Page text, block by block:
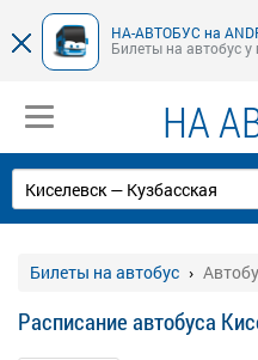
НА-АВТОБУС на
Билеты на автобус
НА
Билеты на автобус
Расписание автобуса